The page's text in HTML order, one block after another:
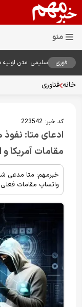
فوری
سلیمی: متن اولیه
خانه فناوری
کد خبر: 223542
ادعای متا:
مقامات آمریکا و
خبرمهم: متا مدعی
واتساپ مقامات فعلی